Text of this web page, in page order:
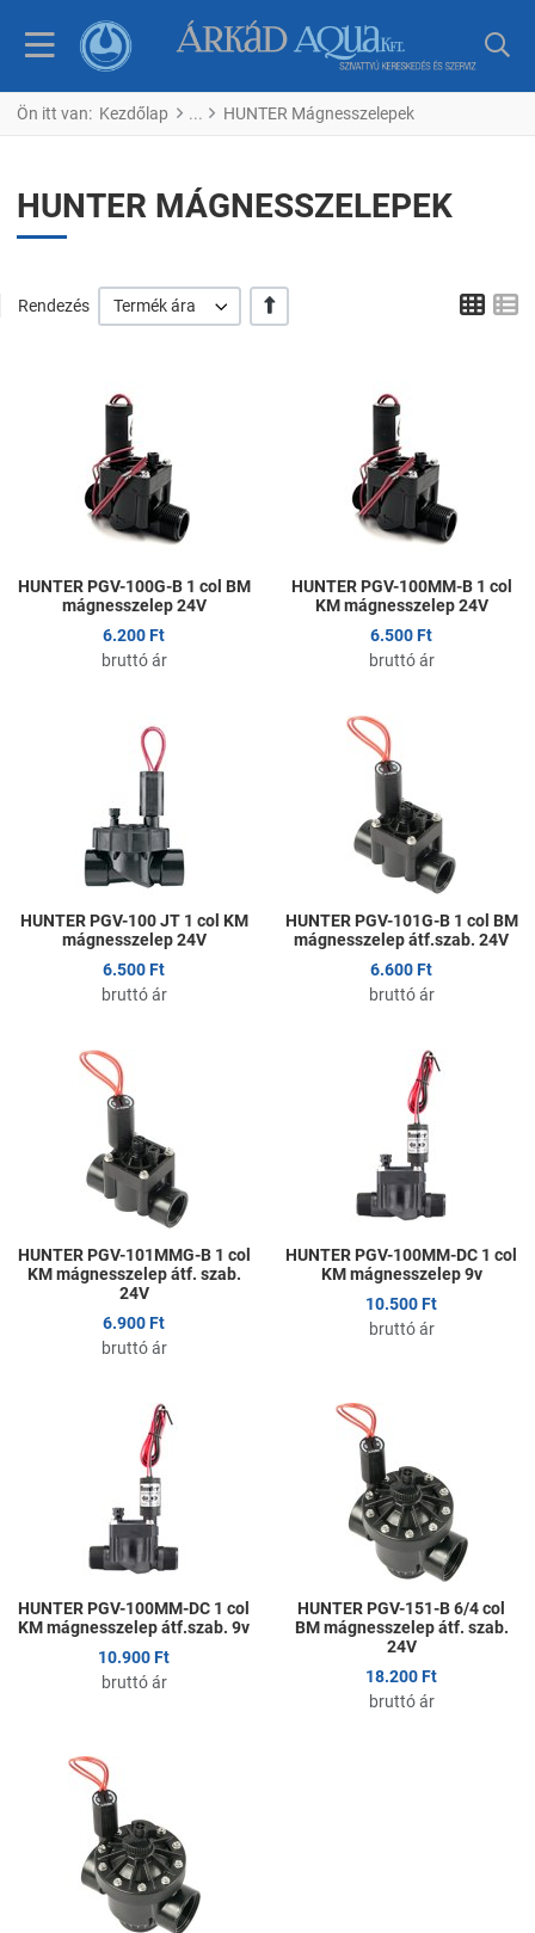
Ön itt van: Kezdőlap HUNTER Mágnesszelepek
HUNTER MÁGNESSZELEPEK
Rendezés Termék ára +/-
Kedvencekhez adom
Összehasonlítom
HUNTER PGV-100G-B 1 col BM
mágnesszelep 24V
6.200 Ft
bruttó ár
HUNTER PGV-100MM-B 1 col
KM mágnesszelep 24V
6.500 Ft
bruttó ár
Kedvencekhez adom
Összehasonlítom
HUNTER PGV-100 JT 1 col KM
mágnesszelep 24V
6.500 Ft
bruttó ár
HUNTER PGV-101G-B 1 col BM
mágnesszelep átf.szab. 24V
6.600 Ft
bruttó ár
HUNTER PGV-101MMG-B 1 col
KM mágnesszelep átf. szab.
24V
6.900 Ft
bruttó ár
HUNTER PGV-100MM-DC 1 col
KM mágnesszelep 9v
10.500 Ft
bruttó ár
Kedvencekhez adom
Összehasonlítom
HUNTER PGV-100MM-DC 1 col
KM mágnesszelep átf.szab. 9v
10.900 Ft
bruttó ár
HUNTER PGV-151-B 6/4 col
BM mágnesszelep átf. szab.
24V
18.200 Ft
bruttó ár